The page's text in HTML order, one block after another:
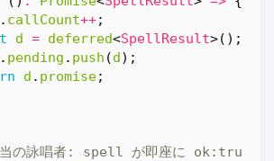
. callCount++;
d = deferred<SpellResult>();
. pending . push (d);
d . promise;